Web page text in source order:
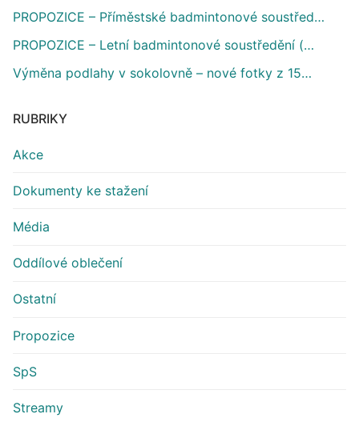
PROPOZICE – Příměstské badmintonové soustřed…
PROPOZICE – Letní badmintonové soustředění (…
Výměna podlahy v sokolovně – nové fotky z 15…
RUBRIKY
Akce
Dokumenty ke stažení
Média
Oddílové oblečení
Ostatní
Propozice
SpS
Streamy